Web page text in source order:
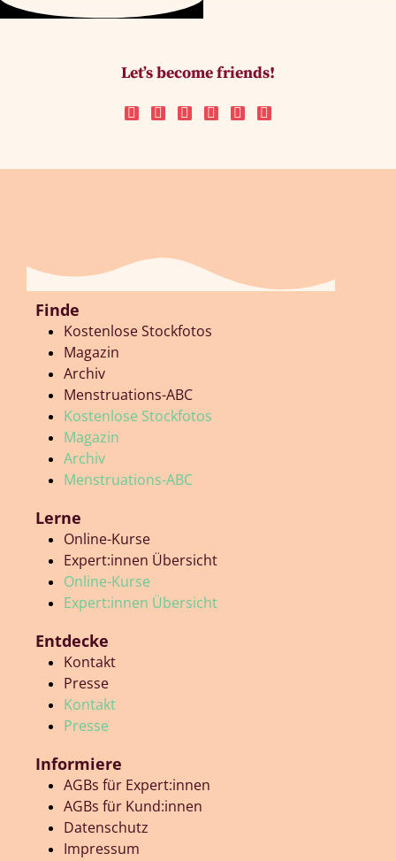
Let’s become friends!
Finde
Kostenlose Stockfotos
Magazin
Archiv
Menstruations-ABC
Kostenlose Stockfotos
Magazin
Archiv
Menstruations-ABC
Lerne
Online-Kurse
Expert:innen Übersicht
Online-Kurse
Expert:innen Übersicht
Entdecke
Kontakt
Presse
Kontakt
Presse
Informiere
AGBs für Expert:innen
AGBs für Kund:innen
Datenschutz
Impressum